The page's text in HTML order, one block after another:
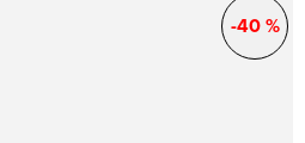
-40 %